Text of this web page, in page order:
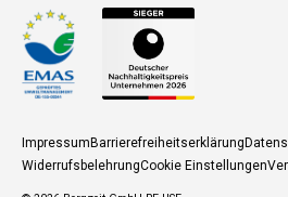
Zahlungsmethoden
ImpressumBarrierefreiheitserklärung
WiderrufsbelehrungCookie Einstellungen